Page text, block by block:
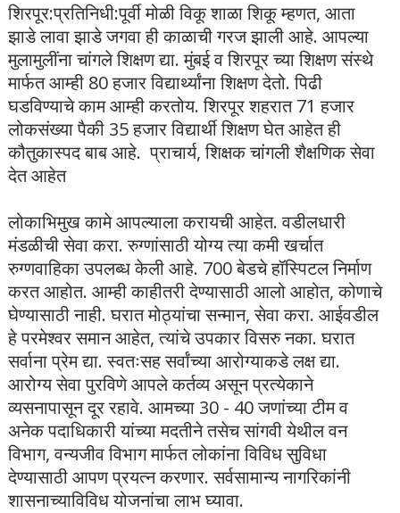
शिरपूर:प्रतिनिधी:पूर्वी मोळी विकू शाळा शिकू म्हणत, आता
झाडे लावा झाडे जगवा ही काळाची गरज झाली आहे. आपल्या
मुलामुलींना चांगले शिक्षण द्या. मुंबई व शिरपूर च्या शिक्षण संस्थे
मार्फत आम्ही 80 हजार विद्यार्थ्यांना शिक्षण देतो. पिढी
घडविण्याचे काम आम्ही करतोय. शिरपूर शहरात 71 हजार
लोकसंख्या पैकी 35 हजार विद्यार्थी शिक्षण घेत आहेत ही
कौतुकास्पद बाब आहे. प्राचार्य, शिक्षक चांगली शैक्षणिक सेवा
देत आहेत
लोकाभिमुख कामे आपल्याला करायची आहेत. वडीलधारी
मंडळीची सेवा करा. रुग्णांसाठी योग्य त्या कमी खर्चात
रुग्णवाहिका उपलब्ध केली आहे. 700 बेडचे हॉस्पिटल निर्माण
करत आहोत. आम्ही काहीतरी देण्यासाठी आलो आहोत, कोणाचे
घेण्यासाठी नाही. घरात मोठ्यांचा सन्मान, सेवा करा. आईवडील
हे परमेश्वर समान आहेत, त्यांचे उपकार विसरु नका. घरात
सर्वाना प्रेम द्या. स्वतःसह सर्वांच्या आरोग्याकडे लक्ष द्या.
आरोग्य सेवा पुरविणे आपले कर्तव्य असून प्रत्येकाने
व्यसनापासून दूर रहावे. आमच्या 30 - 40 जणांच्या टीम व
अनेक पदाधिकारी यांच्या मदतीने तसेच सांगवी येथील वन
विभाग, वन्यजीव विभाग मार्फत लोकांना विविध सुविधा
देण्यासाठी आपण प्रयत्न करणार. सर्वसामान्य नागरिकांनी
शासनाच्याविविध योजनांचा लाभ घ्यावा.